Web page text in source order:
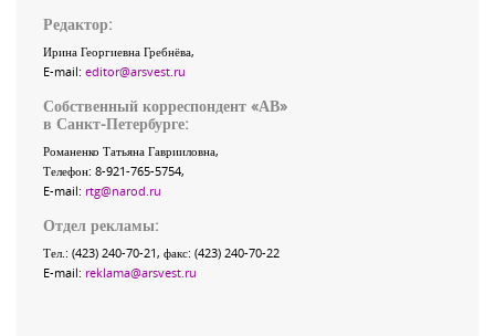
Редактор:
Ирина Георгиевна Гребнёва,
E-mail: editor@arsvest.ru
Собственный корреспондент «АВ»
в Санкт-Петербурге:
Романенко Татьяна Гаврииловна,
Телефон: 8-921-765-5754,
E-mail: rtg@narod.ru
Отдел рекламы:
Тел.: (423) 240-70-21, факс: (423) 240-70-22
E-mail: reklama@arsvest.ru